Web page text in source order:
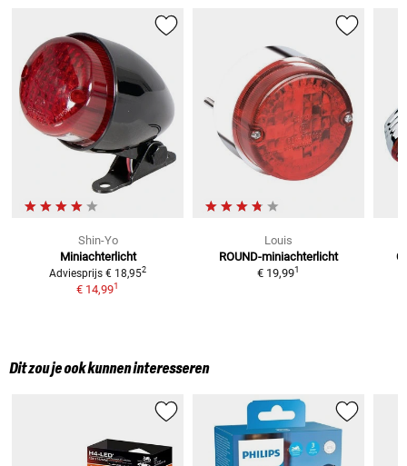
Shin-Yo
Miniachterlicht
Adviesprijs € 18,952
€ 14,991
Louis
ROUND-miniachterlicht
€ 19,991
Dit zou je ook kunnen interesseren